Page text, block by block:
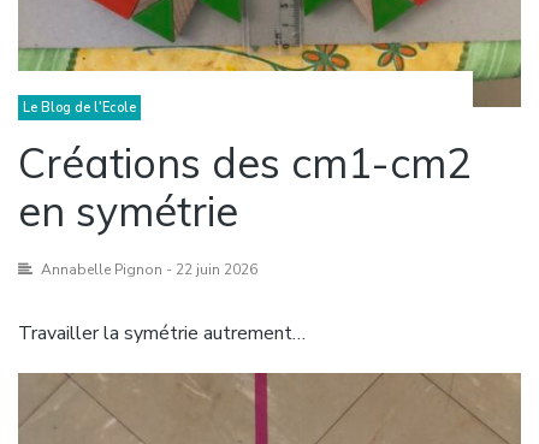
Le Blog de l'Ecole
Créations des cm1-cm2
en symétrie
Annabelle Pignon - 22 juin 2026
Travailler la symétrie autrement…